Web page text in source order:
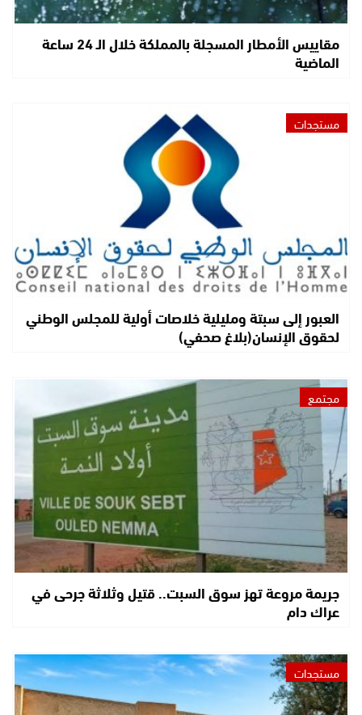
مقاييس الأمطار المسجلة بالمملكة خلال الـ 24 ساعة
الماضية
مستجدات
العبور إلى سبتة ومليلية خلاصات أولية للمجلس الوطني
لحقوق الإنسان(بلاغ صحفي)
مجتمع
جريمة مروعة تهز سوق السبت.. قتيل وثلاثة جرحى في
عراك دام
مستجدات